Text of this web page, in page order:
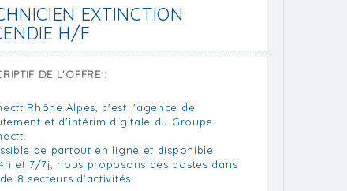
EXTINCTION
H/F
DE L'OFFRE :
Rhône Alpes, c'est l'agence de
et d'intérim digitale du Groupe
de partout en ligne et disponible
et 7/7j, nous proposons des postes dans
8 secteurs d'activités.